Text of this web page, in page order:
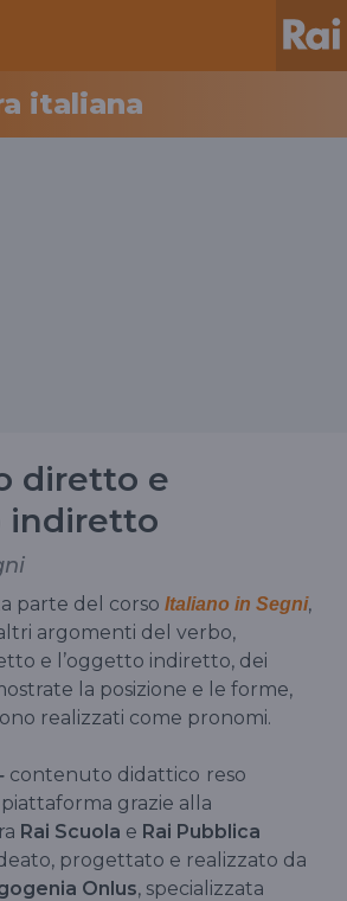
italiana
diretto e
indiretto
parte del corso Italiano in Segni,
argomenti del verbo,
e l’oggetto indiretto, dei
la posizione e le forme,
realizzati come pronomi.
contenuto didattico reso
grazie alla
Rai Scuola e Rai Pubblica
progettato e realizzato da
Onlus, specializzata